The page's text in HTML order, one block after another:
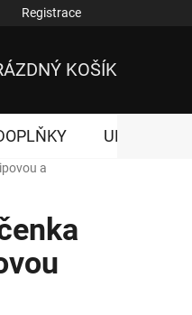
Registrace
KOŠÍK
UNISEX
a